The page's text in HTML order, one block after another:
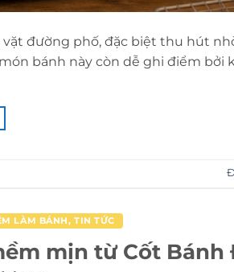
đường phố, đặc biệt thu hút
bánh này còn dễ ghi điểm bởi
LÀM BÁNH, TIN TỨC
mịn từ Cốt